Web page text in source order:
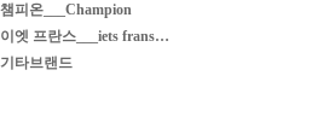
챔피온___Champion
이엣 프란스___iets frans…
기타브랜드